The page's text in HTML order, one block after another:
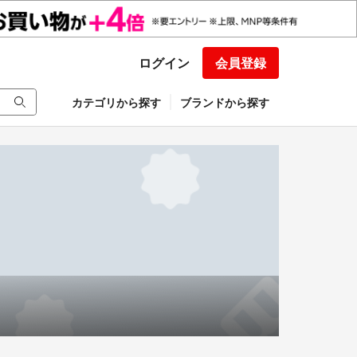
ログイン 会員登録
カテゴリから探す ブランドから探す